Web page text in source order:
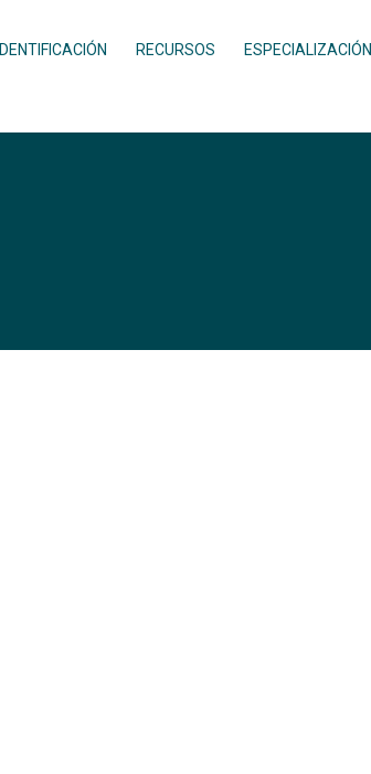
IDENTIFICACIÓN RECURSOS ESPECIALIZACIÓN